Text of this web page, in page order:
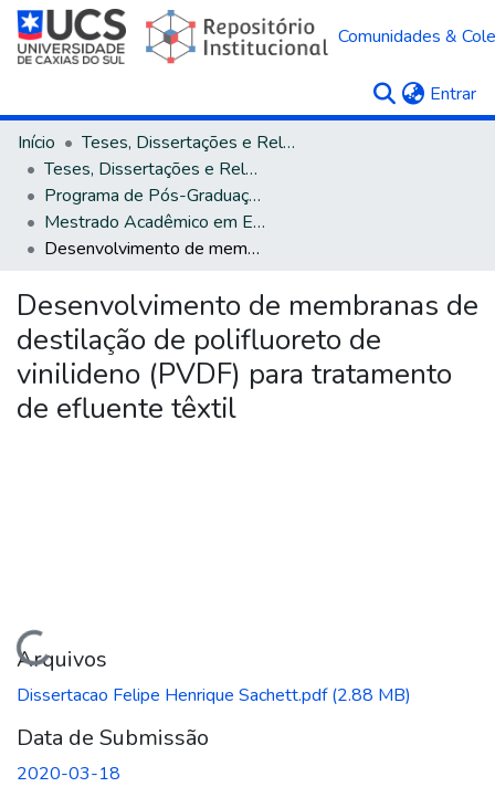
Comunidades &
Entrar
Início
Teses, Dissertações e Relatórios
Teses, Dissertações e Relatórios defendidos na UCS
Programa de Pós-Graduação em Engenharia de Processos e Tecnologias
Mestrado Acadêmico em Engenharia de Processos e Tecnologias
Desenvolvimento de membranas de destilação de polifluoreto de vinilideno (PVDF) para tratamento de efluente têxtil
Desenvolvimento de membranas de
destilação de polifluoreto de
vinilideno (PVDF) para tratamento
de efluente têxtil
Arquivos
Dissertacao Felipe Henrique Sachett.pdf(2.88 MB)
Data de Submissão
2020-03-18